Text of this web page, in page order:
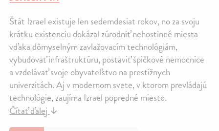
Štát Izrael existuje len sedemdesiat rokov, no za svoju
krátku existenciu dokázal zúrodniť nehostinné miesta
vďaka dômyselným zavlažovacím technológiám,
vybudovať infraštruktúru, postaviť špičkové nemocnice
a vzdelávať svoje obyvateľstvo na prestížnych
univerzitách. Aj v modernom svete, v ktorom prevládajú
technológie, zaujíma Izrael popredné miesto.
Čítať ďalej ↓